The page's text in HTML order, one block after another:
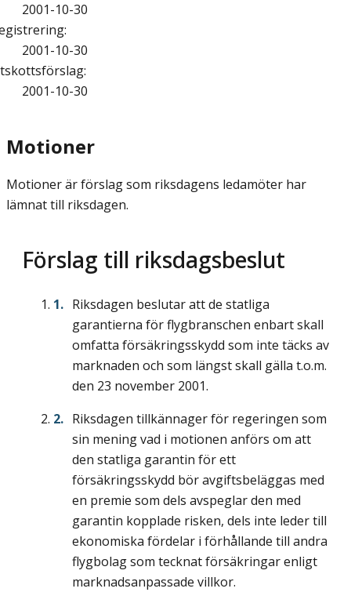
2001-10-30
:
2001-10-30
:
2001-10-30
Motioner
Motioner är förslag som riksdagens ledamöter har
lämnat till riksdagen.
Förslag till riksdagsbeslut
Riksdagen beslutar att de statliga
garantierna för flygbranschen enbart skall
omfatta försäkringsskydd som inte täcks av
marknaden och som längst skall gälla t.o.m.
den 23 november 2001.
Riksdagen tillkännager för regeringen som
sin mening vad i motionen anförs om att
den statliga garantin för ett
försäkringsskydd bör avgiftsbeläggas med
en premie som dels avspeglar den med
garantin kopplade risken, dels inte leder till
ekonomiska fördelar i förhållande till andra
flygbolag som tecknat försäkringar enligt
marknadsanpassade villkor.